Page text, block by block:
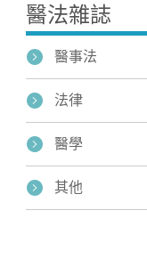
醫法雜誌
醫事法
法律
醫學
其他